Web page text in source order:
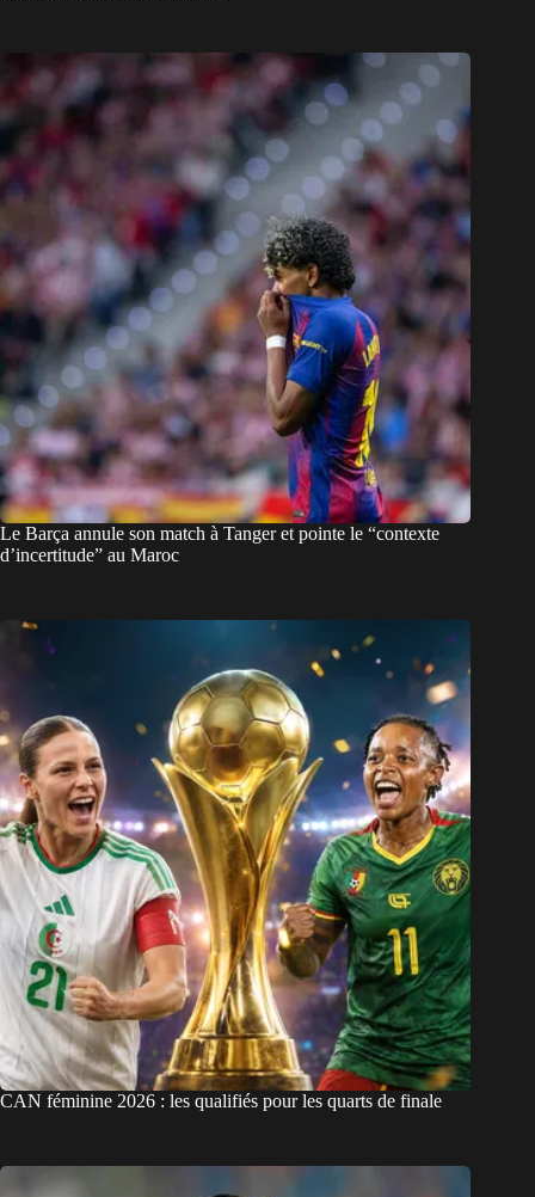
Le Barça annule son match à Tanger et pointe le “contexte
d’incertitude” au Maroc
CAN féminine 2026 : les qualifiés pour les quarts de finale